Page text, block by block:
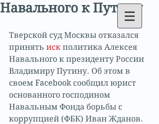
Навального к Путину
Тверской суд Москвы отказался
принять иск политика Алексея
Навального к президенту России
Владимиру Путину. Об этом в
своем Facebook сообщил юрист
основанного господином
Навальным Фонда борьбы с
коррупцией (ФБК) Иван Жданов.